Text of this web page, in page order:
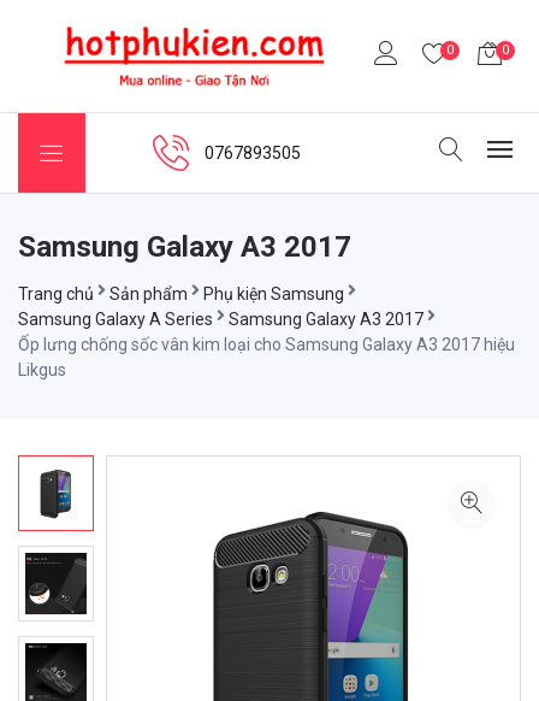
0 0
0767893505
Samsung Galaxy A3 2017
Trang chủ Sản phẩm
Phụ kiện Samsung
Samsung Galaxy A Series
Samsung Galaxy A3 2017
Ốp lưng chống sốc vân kim loại cho Samsung Galaxy A3 2017 hiệu
Likgus